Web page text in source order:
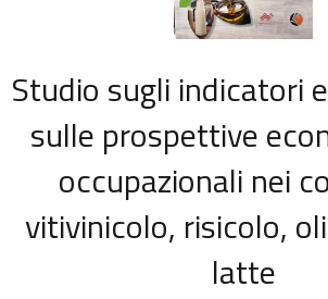
Studio sugli indicatori
sulle prospettive
occupazionali nei
vitivinicolo, risicolo,
latte